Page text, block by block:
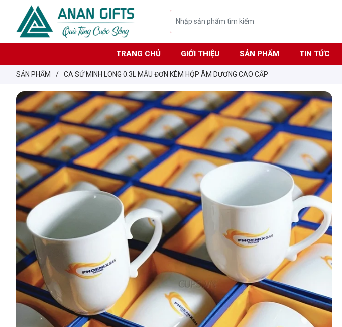
TRANG CHỦ GIỚI THIỆU SẢN PHẨM TIN TỨC
SẢN PHẨM / CA SỨ MINH LONG 0.3L MẪU ĐƠN KÈM HỘP ÂM DƯƠNG CAO CẤP